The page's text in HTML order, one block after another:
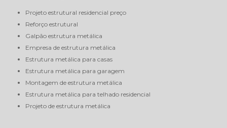
projeto estrutural residencial preço
reforço estrutural
galpão estrutura metálica
empresa de estrutura metálica
estrutura metálica para casas
estrutura metálica para garagem
montagem de estrutura metálica
estrutura metálica para telhado residencial
projeto de estrutura metálica